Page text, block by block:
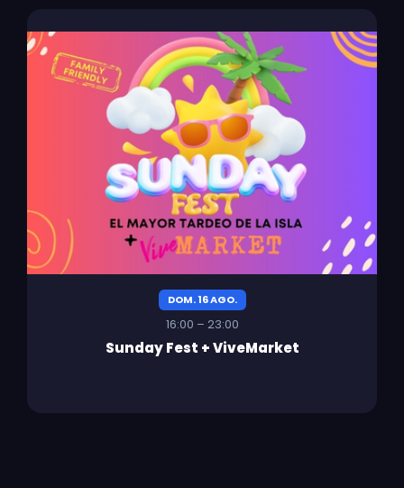
DOM. 16 AGO.
16:00 – 23:00
Sunday Fest + ViveMarket